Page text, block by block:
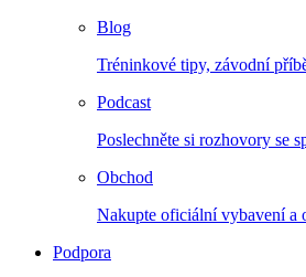
Blog
Tréninkové tipy, závodní
Podcast
Poslechněte si rozhovory se
Obchod
Nakupte oficiální vybavení a
Podpora